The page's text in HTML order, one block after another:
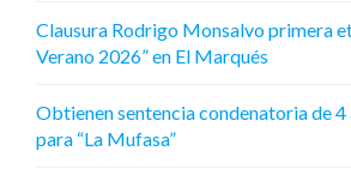
Clausura Rodrigo Monsalvo primera
Verano 2026” en El Marqués
Obtienen sentencia condenatoria de 4
para “La Mufasa”